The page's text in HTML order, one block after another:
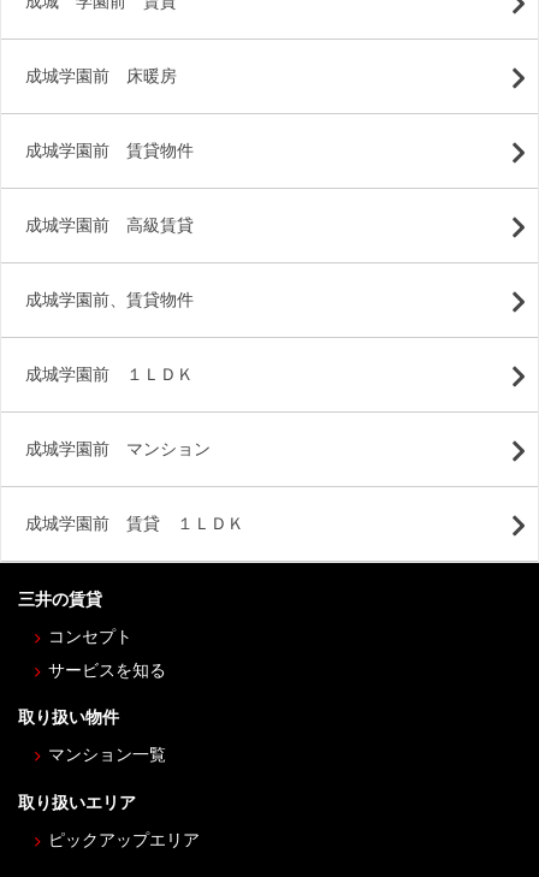
成城学園前 床暖房
成城学園前 賃貸物件
成城学園前 高級賃貸
成城学園前、賃貸物件
成城学園前 １ＬＤＫ
成城学園前 マンション
成城学園前 賃貸 １ＬＤＫ
三井の賃貸
コンセプト
サービスを知る
取り扱い物件
マンション一覧
取り扱いエリア
ピックアップエリア